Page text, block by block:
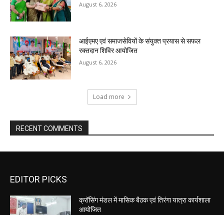
August 6, 2026
आईएमए एवं समाजसेवियों के संयुक्त प्रयास से सफल
रक्तदान शिविर आयोजित
August 6, 2026
Load more
RECENT COMMENTS
EDITOR PICKS
क्रॉसिंग मंडल में मासिक बैठक एवं तिरंगा यात्रा कार्यशाला
आयोजित